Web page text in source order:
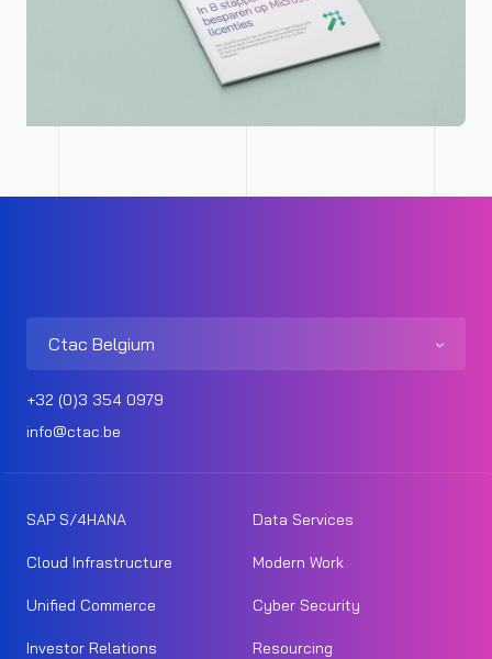
Ctac Belgium
+32 (0)3 354 0979
info@ctac.be
SAP S/4HANA Data Services
Cloud Infrastructure Modern Work
Unified Commerce Cyber Security
Investor Relations Resourcing